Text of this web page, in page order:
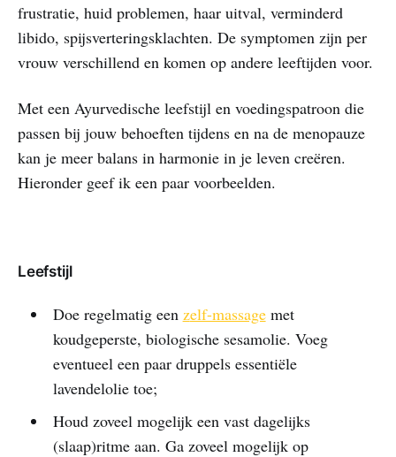
frustratie, huid problemen, haar uitval, verminderd
libido, spijsverteringsklachten. De symptomen zijn per
vrouw verschillend en komen op andere leeftijden voor.
Met een Ayurvedische leefstijl en voedingspatroon die
passen bij jouw behoeften tijdens en na de menopauze
kan je meer balans in harmonie in je leven creëren.
Hieronder geef ik een paar voorbeelden.
Leefstijl
Doe regelmatig een zelf-massagemet
koudgeperste, biologische sesamolie. Voeg
eventueel een paar druppels essentiële
lavendelolie toe;
Houd zoveel mogelijk een vast dagelijks
(slaap)ritme aan. Ga zoveel mogelijk op